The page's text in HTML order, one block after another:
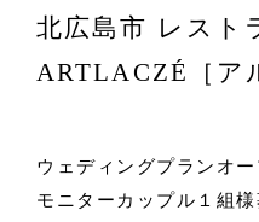
北広島市 レスト
ARTLACZÉ［ア
ウェディングプランオー
モニターカップル１組様